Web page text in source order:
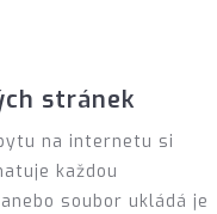
stránek
internetu si
každou
soubor ukládá je